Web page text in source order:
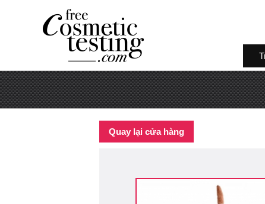
Quay lại cửa hàng